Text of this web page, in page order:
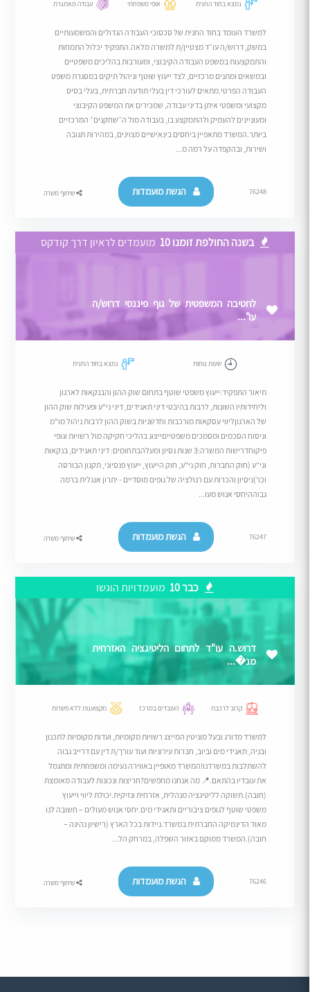
נמצא בחוד החנית אופי משפחתי עבודה מאתגרת
למשרד העומד בחוד החנית של סכסוכי העבודה הגדולים והמשמעותיים
במשק, דרוש/ה עו״ד מצטיין/ת למשרה מלאה.התפקיד יכלול התמחות
והתמקצעות במשפט העבודה הקיבוצי, ומעורבות בהליכים משפטיים
ובמשאים ומתנים מרכזיים, לצד ייעוץ שוטף וניהול תיקים במסגרת משפט
העבודה הפרטי.מתאים לעורכי דין בעלי תודעה חברתית, בעלי בסיס
מקצועי ומשפטי איתן בדיני עבודה, שמכירים את המשפט הקיבוצי
ומעוניינים להעמיק ולהתמקצע בו, בעבודה מול ה״שחקנים״ המרכזיים
ביותר.המשרד מתאפיין ביחסים בינאישיים מצוינים, במהירות תגובה
ושירות, ובהקפדה על רמה מ...
76248 הגשת מועמדות שיתוף משרה
בשנה החולפת זומנו 10 מועמדים לראיון דרך קודקס
לחטיבה המשפטית של גוף פיננסי דרוש/ה
עו"...
שעות נוחות נמצא בחוד החנית
תיאור התפקיד:ייעוץ משפטי שוטף בתחום שוק ההון והבנקאות לארגון
וליחידותיו השונות, לרבות בהיבטי דיני תאגידים, דיני ני"ע ופעילות שוק ההון
של הארגוןליווי עסקאות מורכבות וחדשניות בשוק ההון לרבות ניהול מו"מ
וניסוח הסכמים ומסמכים משפטייםייצוג בהליכי חקיקה מול רשויות וגופי
פיקוחדרישות המשרה:3 שנות נסיון ומעלהבתחומים: דיני תאגידים, בנקאות
וני"ע (חוק החברות, חוק ני"ע, חוק הייעוץ, ייעוץ פנסיוני, תקנון הבורסה
וכו')ניסיון והכרות עם רגולציה של גופים מוסדיים - יתרון אנגלית ברמה
גבוההיחסי אנוש מעו...
76247 הגשת מועמדות שיתוף משרה
כבר 10 מועמדויות הוגשו
דרוש.ה עו"ד לתחום הליטיגציה האזרחית
מנ�...
קרוב לרכבת העובדים במרכז מקצוענות ללא פשרות
למשרד מדורג ובעל מוניטין המייצג רשויות מקומיות, ועדות מקומיות לתכנון
ובניה, תאגידי מים וביוב, חברות עירוניות ועוד עורך/ת דין עם דרייב גבוה
להשתלבות במשרדנו!המשרד מאופיין באווירה נעימה ומשפחתית ומתגמל
את עובדיו בהתאם.​📍 מה אנחנו מחפשים?חריצות ונכונות לעבודה מאומצת
(חובה).​תשוקה לליטיגציה מנהלית, אזרחית ונזיקית.​יכולת ליווי וייעוץ
משפטי שוטף לגופים ציבוריים ותאגידי מים.​יחסי אנוש מעולים – חשובה לנו
מאוד הדינמיקה החברתית במשרד.​ניידות בכל הארץ (רישיון נהיגה –
חובה).המשרד ממוקם באזור השפלה, במרחק הל...
76246 הגשת מועמדות שיתוף משרה